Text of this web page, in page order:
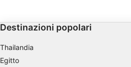
Destinazioni popolari
Thailandia
Egitto
Finalità di trattamento non legate all'AIAB:
Prestazione